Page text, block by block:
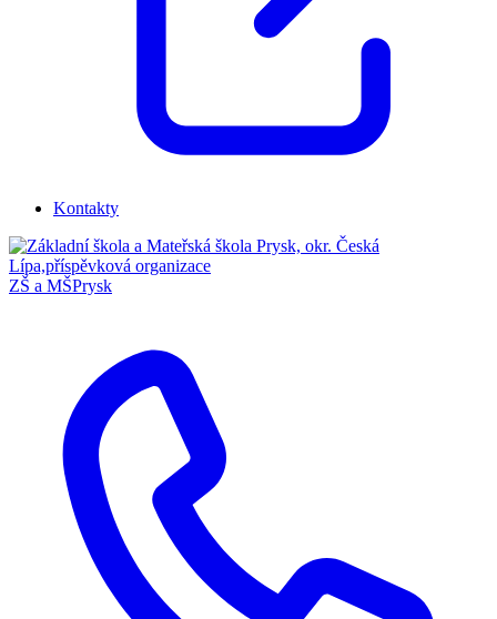
Kontakty
ZŠ a MŠPrysk